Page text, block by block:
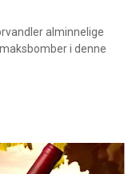
alminnelige
i denne